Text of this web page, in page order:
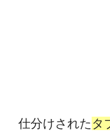
仕分けされたタ